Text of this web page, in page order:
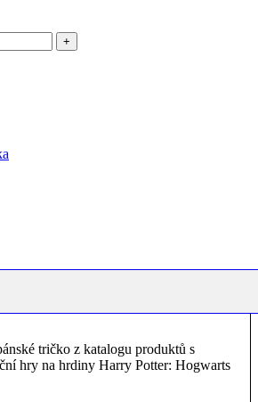
tričko z katalogu produktů s
hry na hrdiny Harry Potter: Hogwarts